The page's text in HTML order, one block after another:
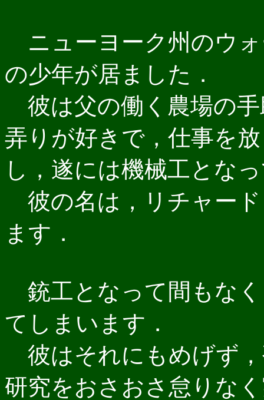
ニューヨーク州のウ
の少年が居ました．
彼は父の働く農場の
弄りが好きで，仕事を
し，遂には機械工とな
彼の名は，リチャー
ます．
銃工となって間もな
てしまいます．
彼はそれにもめげず
研究をおさおさ怠りな